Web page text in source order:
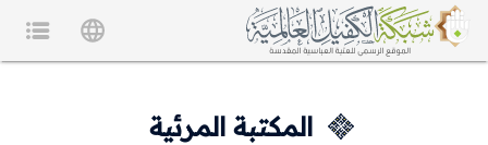
المكتبة المرئية